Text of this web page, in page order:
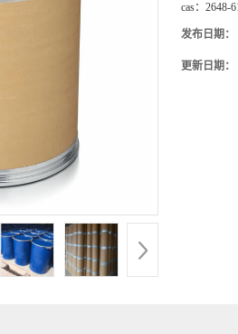
cas： 2648-
发布日期：
更新日期：